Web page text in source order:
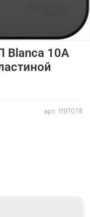
арт. 1197078
Blanca 10А